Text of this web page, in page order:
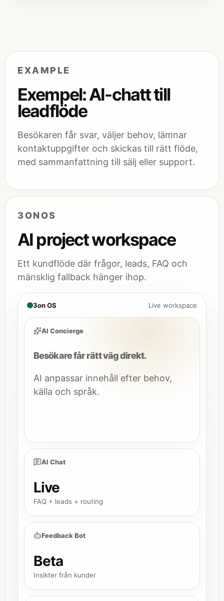
EXAMPLE
Exempel: AI-chatt till
leadflöde
Besökaren får svar, väljer behov, lämnar
kontaktuppgifter och skickas till rätt flöde,
med sammanfattning till sälj eller support.
3ONOS
AI project workspace
Ett kundflöde där frågor, leads, FAQ och
mänsklig fallback hänger ihop.
3on OS Live workspace
AI Concierge
Besökare får rätt väg direkt.
AI anpassar innehåll efter behov,
källa och språk.
AI Chat
Live
FAQ + leads + routing
Feedback Bot
Beta
Insikter från kunder